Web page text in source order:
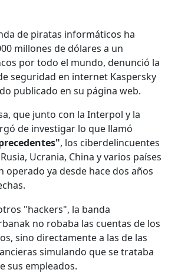
de piratas informáticos ha
millones de dólares a un
por todo el mundo, denunció la
seguridad en internet Kaspersky
publicado en su página web.
que junto con la Interpol y la
de investigar lo que llamó
, los ciberdelincuentes
Ucrania, China y varios países
operado ya desde hace dos años
"hackers", la banda
no robaba las cuentas de los
sino directamente a las de las
simulando que se trataba
sus empleados.